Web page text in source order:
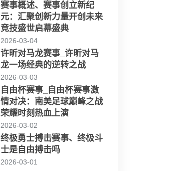
赛事概述、赛事创立新纪
元：汇聚创新力量开创未来
竞技盛世启幕盛典
2026-03-04
许昕对马龙赛事_许昕对马
龙一场经典的逆转之战
2026-03-03
自由杯赛事_自由杯赛事激
情对决：南美足球巅峰之战
荣耀时刻热血上演
2026-03-02
终极勇士搏击赛事、终极斗
士是自由搏击吗
2026-03-01